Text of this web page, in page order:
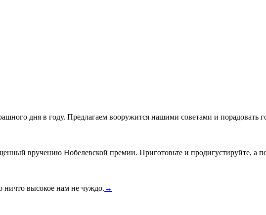
дня в году. Предлагаем вооружится нашими советами и
вручению Нобелевской премии. Приготовьте и продигустируйте, а
ничто высокое нам не чуждо. →